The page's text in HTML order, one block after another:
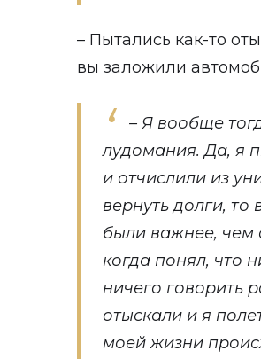
– Пытались как-то
вы заложили
– Я вообще
лудомания. Да, я
и отчислили из
вернуть долги,
были важнее, чем
когда понял, что
ничего говорить
отыскали и я
моей жизни